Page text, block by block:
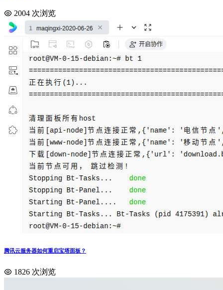
2004 次浏览
腾讯云服务器如何重启宝塔面板？
1826 次浏览